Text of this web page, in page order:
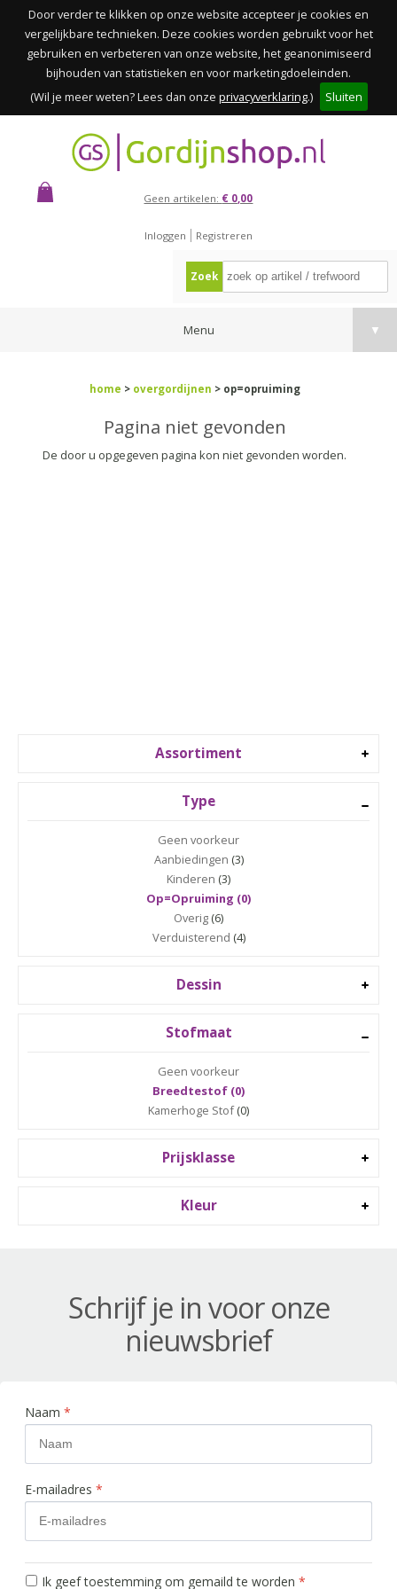
Door verder te klikken op onze website accepteer je cookies en
vergelijkbare technieken. Deze cookies worden gebruikt voor het
gebruiken en verbeteren van onze website, het geanonimiseerd
bijhouden van statistieken en voor marketingdoeleinden.
(Wil je meer weten? Lees dan onze privacyverklaring.) Sluiten
Geen artikelen: € 0,00
Inloggen Registreren
Zoek
Menu ▼
Assortiment
Type
Geen voorkeur
Aanbiedingen (3)
Kinderen (3)
Op=Opruiming (0)
Overig (6)
Verduisterend (4)
Dessin
Stofmaat
Geen voorkeur
Breedtestof (0)
Kamerhoge Stof(0)
Prijsklasse
Kleur
home > overgordijnen > op=opruiming
Pagina niet gevonden
De door u opgegeven pagina kon niet gevonden worden.
Schrijf je in voor onze
nieuwsbrief
Naam *
E-mailadres *
Ik geef toestemming om gemaild te worden *